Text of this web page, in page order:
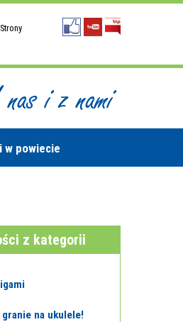
i z nami
w powiecie
z kategorii
granie na ukulele!